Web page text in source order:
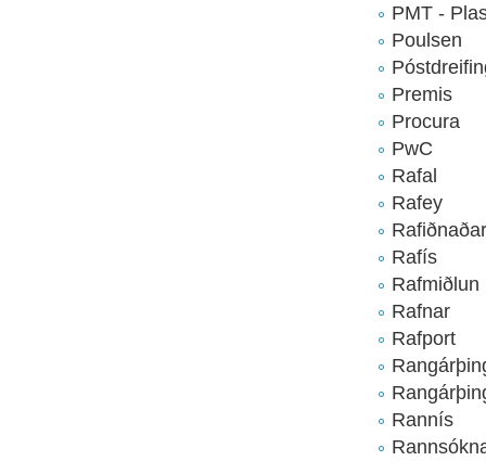
PMT -
Poulsen
Premis
Procura
PwC
Rafal
Rafey
Rafís
Rafmiðlun
Rafnar
Rafport
Rannís